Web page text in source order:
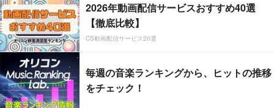
2026年動画配信サービスおすすめ40選
【徹底比較】
CS動画配信サービス20選
毎週の音楽ランキングから、ヒットの推移
をチェック！